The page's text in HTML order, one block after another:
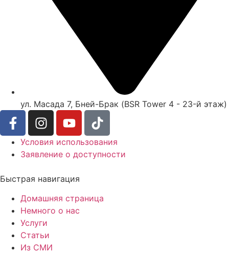
ул. Масада 7, Бней-Брак (BSR Tower 4 - 23-й этаж)
Условия использования
Заявление о доступности
Быстрая навигация
Домашняя страница
Немного о нас
Услуги
Статьи
Из СМИ